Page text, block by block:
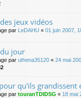
jeux vidéos
par LeDAHU « 01 juin 2007,
jour
par uthena35120 « 24 mai
qu'ils grandissent
par touranTDIDSG « 18 mai